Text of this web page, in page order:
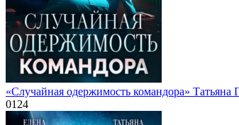
«Случайная одержимость командора» Татьяна
0124